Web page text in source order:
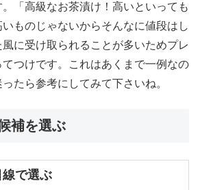
「高級なお茶漬け！高いといっても
ものじゃないからそんなに値段はし
に受け取られることが多いためプレ
つけです。これはあくまで一例なの
たら参考にしてみて下さいね。
補を選ぶ
で選ぶ